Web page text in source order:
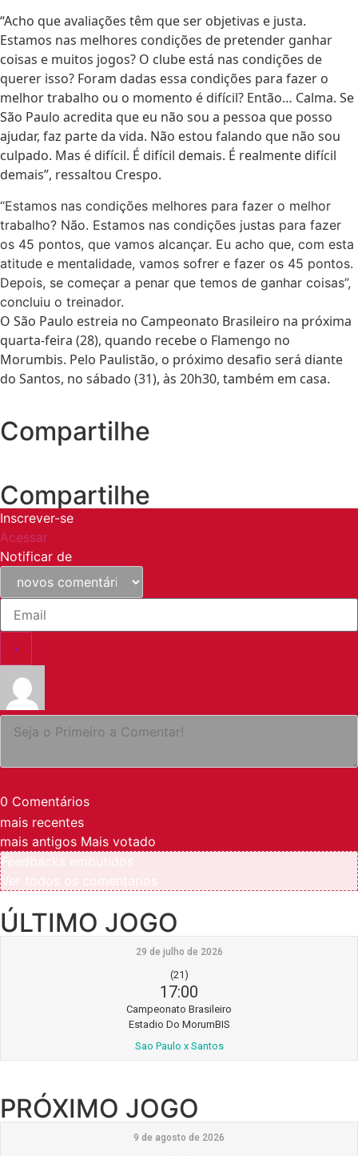
“Acho que avaliações têm que ser objetivas e justa.
Estamos nas melhores condições de pretender ganhar
coisas e muitos jogos? O clube está nas condições de
querer isso? Foram dadas essa condições para fazer o
melhor trabalho ou o momento é difícil? Então… Calma. Se
São Paulo acredita que eu não sou a pessoa que posso
ajudar, faz parte da vida. Não estou falando que não sou
culpado. Mas é difícil. É difícil demais. É realmente difícil
demais”, ressaltou Crespo.
“Estamos nas condições melhores para fazer o melhor
trabalho? Não. Estamos nas condições justas para fazer
os 45 pontos, que vamos alcançar. Eu acho que, com esta
atitude e mentalidade, vamos sofrer e fazer os 45 pontos.
Depois, se começar a penar que temos de ganhar coisas”,
concluiu o treinador.
O São Paulo estreia no Campeonato Brasileiro na próxima
quarta-feira (28), quando recebe o Flamengo no
Morumbis. Pelo Paulistão, o próximo desafio será diante
do Santos, no sábado (31), às 20h30, também em casa.
Compartilhe
Compartilhe
Inscrever-se
Acessar
Notificar de
0 Comentários
mais recentes
mais antigos Mais votado
ÚLTIMO JOGO
29 de julho de 2026
(21)
17:00
Campeonato Brasileiro
Estadio Do MorumBIS
Sao Paulo x Santos
PRÓXIMO JOGO
9 de agosto de 2026